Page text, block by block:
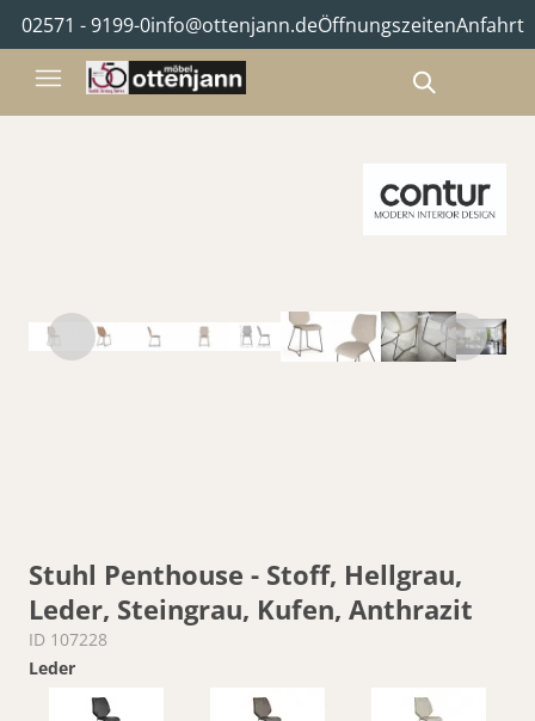
02571 - 9199-0info@ottenjann.deÖffnungszeitenAnfahrt
Stuhl Penthouse - Stoff, Hellgrau,
Leder, Steingrau, Kufen, Anthrazit
ID 107228
Leder